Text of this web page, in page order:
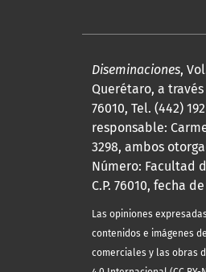
Diseminaciones,
Querétaro, a
76010, Tel. (442)
responsable:
3298, ambos
Número: Facultad
C.P. 76010, fecha
Las opiniones
contenidos e imágenes
comerciales y las obras